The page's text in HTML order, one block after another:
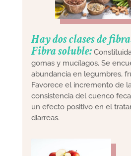
Hay dos clases de
Fibra soluble:
gomas y mucílagos. Se
abundancia en legumbres,
Favorece el incremento de
consistencia del cuenco
un efecto positivo en el
diarreas.